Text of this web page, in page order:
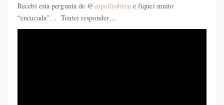
Recebi esta pergunta de @eupollyabreue fiquei muito
“encucada”… Tentei responder…